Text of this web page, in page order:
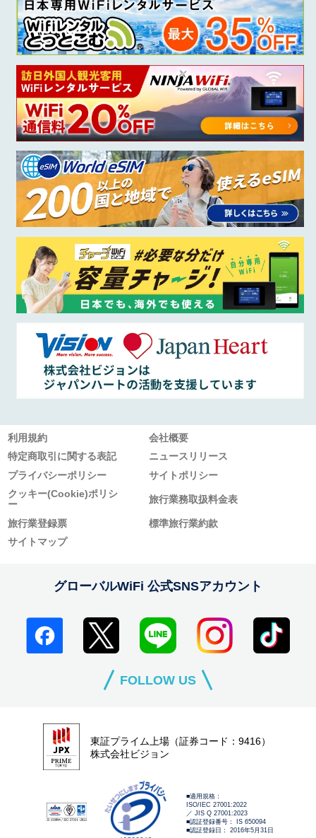
利用規約
会社概要
特定商取引に関する表記
ニュースリリース
プライバシーポリシー
サイトポリシー
クッキー(Cookie)ポリシ
ー
旅行業務取扱料金表
旅行業登録票
標準旅行業約款
サイトマップ
グローバルWiFi 公式SNSアカウント
FOLLOW US
東証プライム上場（証券コード：9416）
株式会社ビジョン
■適用規格：
ISO/IEC 27001:2022
／ JIS Q 27001:2023
■認証登録番号： IS 650094
■認証登録日： 2016年5月31日